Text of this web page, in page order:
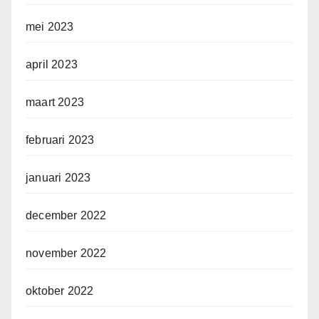
mei 2023
april 2023
maart 2023
februari 2023
januari 2023
december 2022
november 2022
oktober 2022